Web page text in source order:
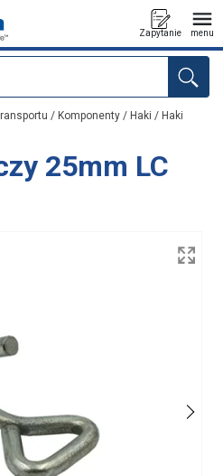
Zapytanie menu
/ Komponenty / Haki / Haki
25mm LC